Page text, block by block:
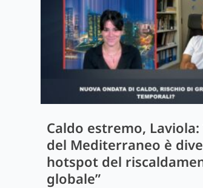
Caldo estremo, Laviola:
del Mediterraneo è
hotspot del
globale”